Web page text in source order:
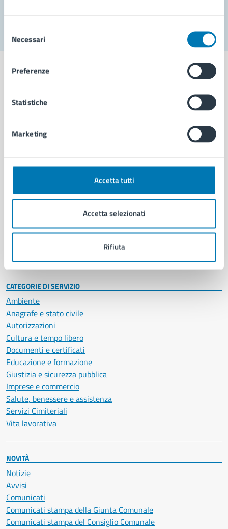
delNecessari
Preferenze
Statistiche
Marketing
Accetta tutti
Accetta selezionati
Rifiuta
Comune di Napoli
AMMINISTRAZIONE
Organi di governo
Enti e fondazioni
Personale amministrativo
Intranet, posta aziendale e protocollo
CATEGORIE DI SERVIZIO
Ambiente
Anagrafe e stato civile
Autorizzazioni
Cultura e tempo libero
Documenti e certificati
Educazione e formazione
Giustizia e sicurezza pubblica
Imprese e commercio
Salute, benessere e assistenza
Servizi Cimiteriali
Vita lavorativa
NOVITÀ
Notizie
Avvisi
Comunicati
Comunicati stampa della Giunta Comunale
Comunicati stampa del Consiglio Comunale